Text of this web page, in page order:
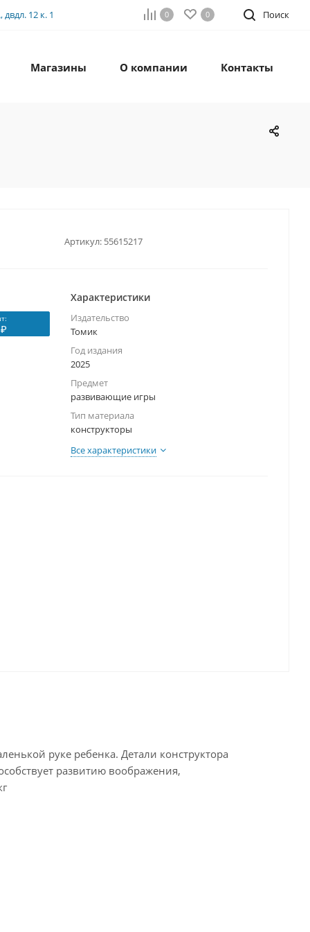
12 к. 1 Поиск
0 0
Магазины О компании Контакты
Артикул: 55615217
Характеристики
Издательство
Томик
Год издания
2025
Предмет
развивающие игры
Тип материала
конструкторы
Все характеристики
руке ребенка. Детали конструктора
развитию воображения,